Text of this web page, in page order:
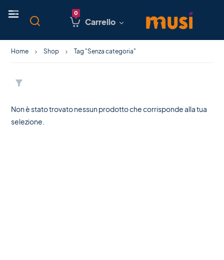
Carrello
Home Shop Tag "Senza categoria"
Non è stato trovato nessun prodotto che corrisponde alla tua
selezione.